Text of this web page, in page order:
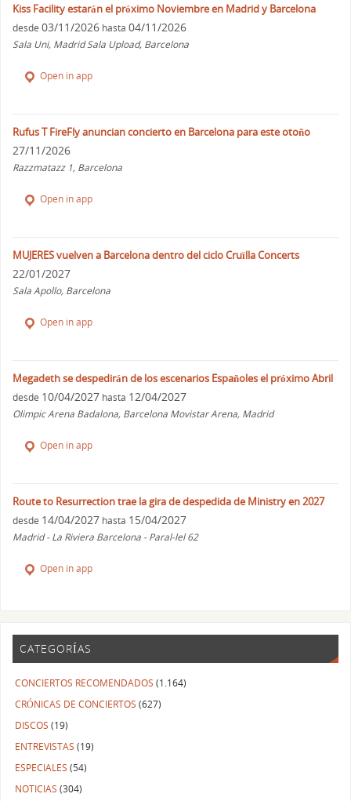
Kiss Facility estarán el próximo Noviembre en Madrid y Barcelona
desde 03/11/2026 hasta 04/11/2026
Sala Uni, Madrid Sala Upload, Barcelona
Open in app
Rufus T FireFly anuncian concierto en Barcelona para este otoño
27/11/2026
Razzmatazz 1, Barcelona
Open in app
MUJERES vuelven a Barcelona dentro del ciclo Cruïlla Concerts
22/01/2027
Sala Apollo, Barcelona
Open in app
Megadeth se despedirán de los escenarios Españoles el próximo Abril
desde 10/04/2027 hasta 12/04/2027
Olimpic Arena Badalona, Barcelona Movistar Arena, Madrid
Open in app
Route to Resurrection trae la gira de despedida de Ministry en 2027
desde 14/04/2027 hasta 15/04/2027
Madrid - La Riviera Barcelona - Paral-lel 62
Open in app
CATEGORÍAS
CONCIERTOS RECOMENDADOS (1.164)
CRÓNICAS DE CONCIERTOS (627)
DISCOS (19)
ENTREVISTAS (19)
ESPECIALES (54)
NOTICIAS (304)